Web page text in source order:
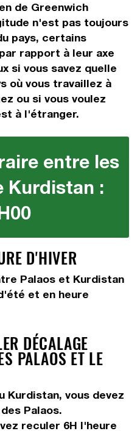
de Greenwich
n'est pas toujours
pays, certains
rapport à leur axe
si vous savez quelle
où vous travaillez à
ou si vous voulez
à l'étranger.
entre les
Kurdistan :
D'HIVER
Palaos et Kurdistan
et en heure
DÉCALAGE
PALAOS ET LE
Kurdistan, vous devez
Palaos.
reculer 6H l'heure